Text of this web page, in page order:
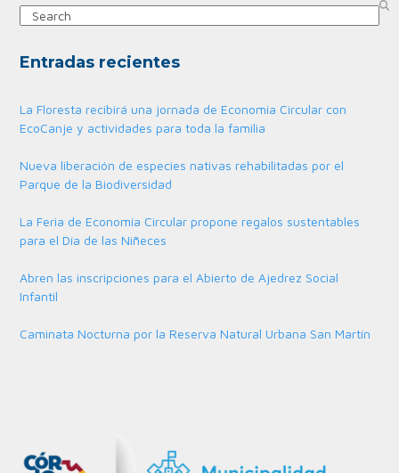
Search
Entradas recientes
La Floresta recibirá una jornada de Economía Circular con
EcoCanje y actividades para toda la familia
Nueva liberación de especies nativas rehabilitadas por el
Parque de la Biodiversidad
La Feria de Economía Circular propone regalos sustentables
para el Día de las Niñeces
Abren las inscripciones para el Abierto de Ajedrez Social
Infantil
Caminata Nocturna por la Reserva Natural Urbana San Martín